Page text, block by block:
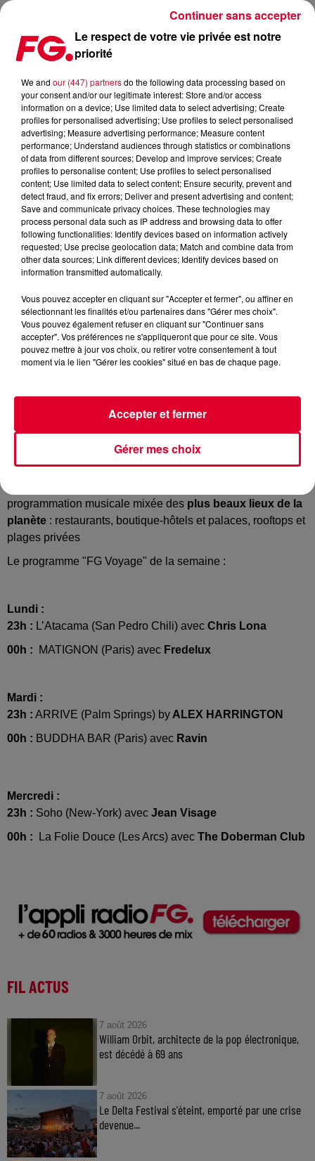
FG VOYAGE : LE PROGRAMME DE LA SEMAINE
Publié : 29 janvier 2024 à 12h49 par Solène Cordier
Crédit :FG Voyage
Du lundi au mercredi sur Radio FG, à partir de 23 heures,
programmation musicale mixée des plus beaux lieux de la
planète : restaurants, boutique-hôtels et palaces, rooftops et
plages privées
Le programme "FG Voyage" de la semaine :
Lundi :
23h : L’Atacama (San Pedro Chili) avec Chris Lona
00h :
MATIGNON (Paris) avec Fredelux
Mardi :
23h : ARRIVE (Palm Springs) by ALEX HARRINGTON
00h : BUDDHA BAR (Paris) avec Ravin
Mercredi :
23h : Soho (New-York) avec Jean Visage
00h :
La Folie Douce (Les Arcs) avec The Doberman Club
FIL ACTUS
7 août 2026
William Orbit, architecte de la pop électronique,
est décédé à 69 ans
7 août 2026
Le Delta Festival s'éteint, emporté par une crise
devenue...
Le respect de votre vie privée est notre
priorité
We and our (447) partnersdo the following data processing based on
your consent and/or our legitimate interest: Store and/or access
information on a device; Use limited data to select advertising; Create
profiles for personalised advertising; Use profiles to select personalised
advertising; Measure advertising performance; Measure content
performance; Understand audiences through statistics or combinations
of data from different sources; Develop and improve services; Create
profiles to personalise content; Use profiles to select personalised
content; Use limited data to select content; Ensure security, prevent and
detect fraud, and fix errors; Deliver and present advertising and content;
Save and communicate privacy choices. These technologies may
process personal data such as IP address and browsing data to offer
following functionalities: Identify devices based on information actively
requested; Use precise geolocation data; Match and combine data from
other data sources; Link different devices; Identify devices based on
information transmitted automatically.
Vous pouvez accepter en cliquant sur "Accepter et fermer", ou affiner en
sélectionnant les finalités et/ou partenaires dans "Gérer mes choix".
Vous pouvez également refuser en cliquant sur "Continuer sans
accepter". Vos préférences ne s'appliqueront que pour ce site. Vous
pouvez mettre à jour vos choix, ou retirer votre consentement à tout
moment via le lien "Gérer les cookies" situé en bas de chaque page.
Gérer mes choix
Accepter et fermer
Continuer sans accepter